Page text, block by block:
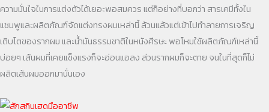
ความมั่นใจในการแต่งตัวได้เยอะพอสมควร แต่ก็อย่างที่บอกว่า สารเคมีทั้งใน
แชมพูและผลิตภัณฑ์จัดแต่งทรงผมเหล่านี้ ล้วนแล้วแต่เข้าไปทำลายการเจริญ
เติบโตของรากผม และน้ำมันธรรมชาติในหนังศีรษะ พอโหมใช้ผลิตภัณฑ์เหล่านี้
บ่อยๆ เส้นผมที่เคยแข็งแรงก็จะอ่อนแอลง ส่วนรากผมก็จะตาย จนในที่สุดก็ไม่
ผลิตเส้นผมออกมานั่นเอง